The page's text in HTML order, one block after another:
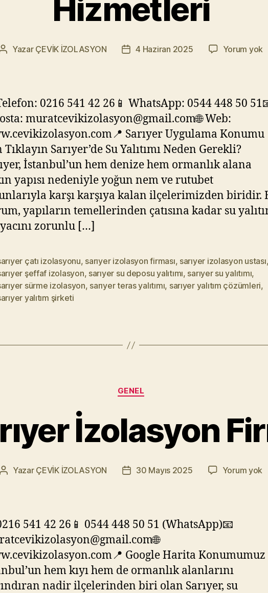
Hizmetleri
Yazının
Yazar ÇEVİK İZOLASYON
Yazı4 Haziran 2025 Yorum yok
ve
0216 541 42 26📱 WhatsApp: 0544 448 50
muratcevikizolasyon@gmail.com🌐 Web:
Sarıyer Uygulama Konumu
Sarıyer’de Su Yalıtımı Neden Gerekli?
İstanbul’un hem denize hem ormanlık alana
yapısı nedeniyle yoğun nem ve rutubet
karşı karşıya kalan ilçelerimizden biridir.
yapıların temellerinden çatısına kadar su
zorunlu […]
çatı izolasyonu, sarıyer izolasyon firması, sarıyer izolasyon ustası,
şeffaf izolasyon, sarıyer su deposu yalıtımı, sarıyer su yalıtımı,
sürme izolasyon, sarıyer teras yalıtımı, sarıyer yalıtım çözümleri,
yalıtım şirketi
Kategoriler
GENEL
İzolasyon
Yazının
Yazar ÇEVİK İZOLASYON
Yazı30 Mayıs 2025 Yorum yok
541 42 26📱 0544 448 50 51 (WhatsApp)📧
Google Harita Konumumuz
hem kıyı hem de ormanlık alanlarını
nadir ilçelerinden biri olan Sarıyer, su